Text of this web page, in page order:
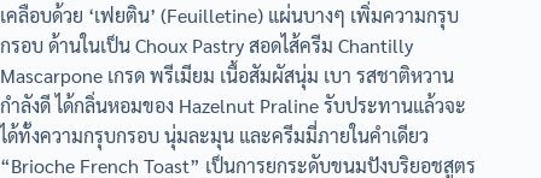
เคลือบด้วย ‘เฟยติน’ (Feuilletine) แผ่นบางๆ เพิ่มความกรุบ
กรอบ ด้านในเป็น Choux Pastry สอดไส้ครีม Chantilly
Mascarpone เกรด พรีเมียม เนื้อสัมผัสนุ่ม เบา รสชาติหวาน
กำลังดี ได้กลิ่นหอมของ Hazelnut Praline รับประทานแล้วจะ
ได้ทั้งความกรุบกรอบ นุ่มละมุน และครีมมี่ภายในคำเดียว
“Brioche French Toast” เป็นการยกระดับขนมปังบริยอชสูตร